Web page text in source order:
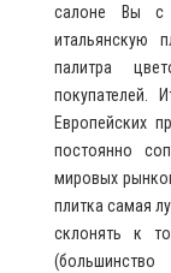
салоне Вы с
итальянскую
палитра
покупателей.
Европейских
постоянно
мировых
плитка самая
склонять к